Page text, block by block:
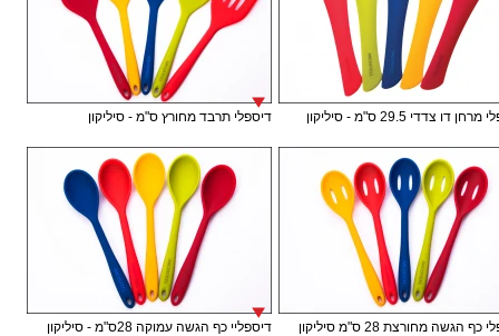
דו צדדי 29.5 ס"מ - סיליקון דיספלי תרבד מחורץ ס"מ - סיליקון
הגשה מחורצת 28 ס"מ סיליקון דיספליי כף הגשה עמוקה 28ס"מ - סיליקון